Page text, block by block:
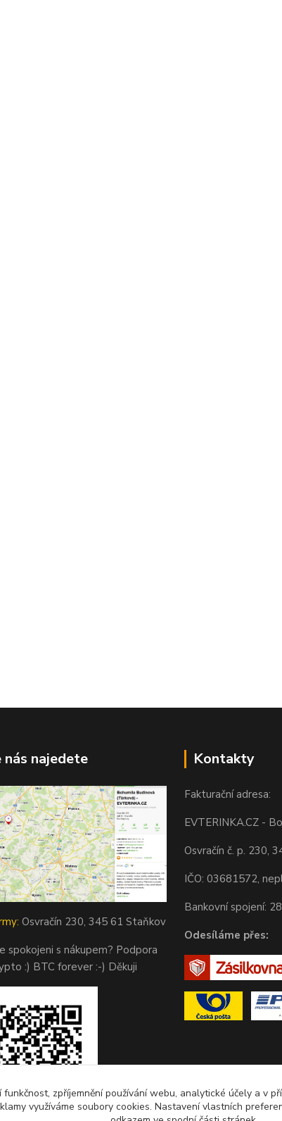
nás najedete
Osvračín 230, 345 61 Staňkov
spokojeni s nákupem? Podpora
:) BTC forever :-) Děkuji
Kontakty
Fakturační adresa:
EVTERINKA.CZ -
Osvračín č. p. 230,
IČO: 03681572,
Bankovní spojení:
Odesíláme přes:
funkčnost, zpříjemnění používání webu, analytické účely a v
využíváme soubory cookies. Nastavení vlastních